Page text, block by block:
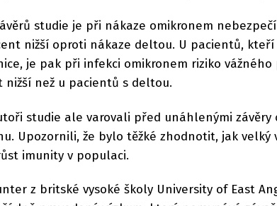
studie je při nákaze omikronem
nižší oproti nákaze deltou. U pacientů, kteří
je pak při infekci omikronem riziko vážného
nižší než u pacientů s deltou.
studie ale varovali před unáhlenými
Upozornili, že bylo těžké zhodnotit, jak velký
imunity v populaci.
z britské vysoké školy University of East